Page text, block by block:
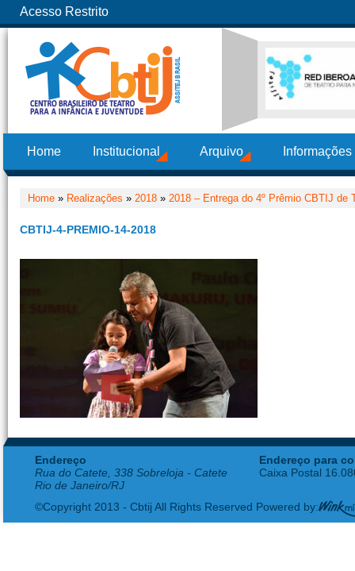
Acesso Restrito
Home Institucional Arquivo
Home » Realizações » 2018 » 2018 – Entrega do 4º Prêmio CBTIJ de
CBTIJ-4-PREMIO-14-2018
Endereço
Rua do Catete, 338 Sobreloja - Catete
Rio de Janeiro/RJ
Endereço para
Caixa Postal
©Copyright 2013 - Cbtij All Rights Reserved Powered by: